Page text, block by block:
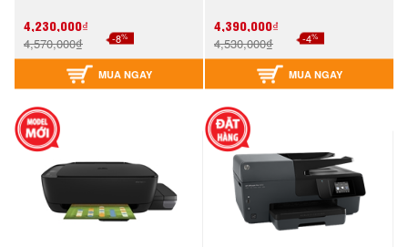
4,230,000₫
4,570,000₫ -8%
MUA NGAY
4,390,000₫
4,530,000₫ -4%
MUA NGAY